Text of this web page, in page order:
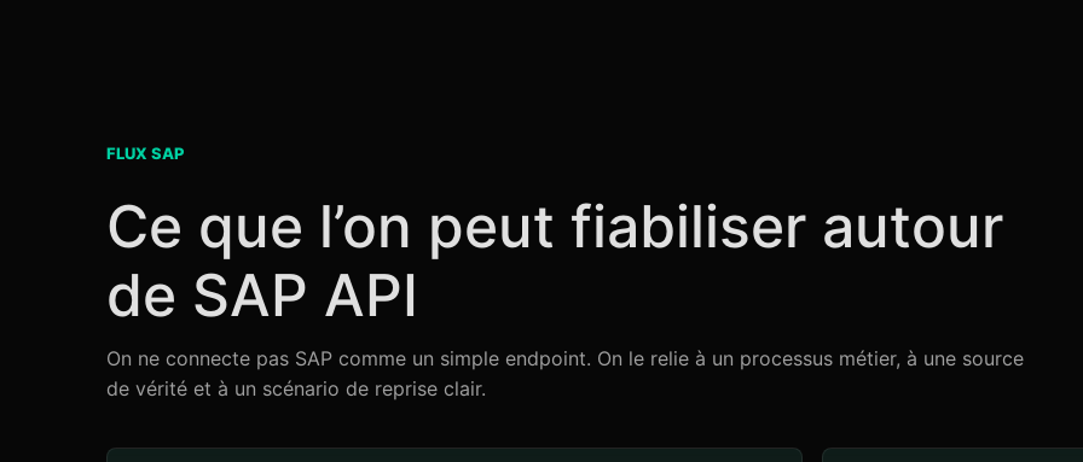
FLUX SAP
Ce que l’on peut fiabiliser autour
de SAP API
On ne connecte pas SAP comme un simple endpoint. On le relie à un processus métier, à une source
de vérité et à un scénario de reprise clair.